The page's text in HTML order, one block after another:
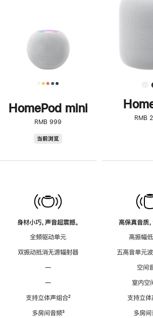
HomePod mini
RMB 999
当前浏览
身材小巧，声音超震撼。
全频驱动单元
双振动抵消无源辐射器
—
—
支持立体声组合脚
²
多房间音频脚
³
RMB
高保真音质
高振幅
五高音单元
空间
室内空
支持立
多房间